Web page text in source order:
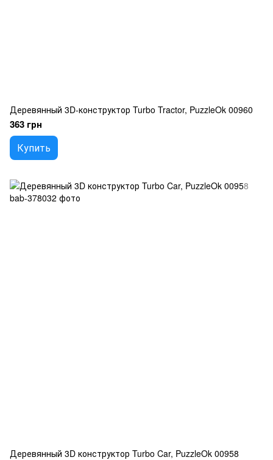
Деревянный 3D-конструктор Turbo Tractor, PuzzleOk 00960
363 грн
Купить
Деревянный 3D конструктор Turbo Car, PuzzleOk 00958